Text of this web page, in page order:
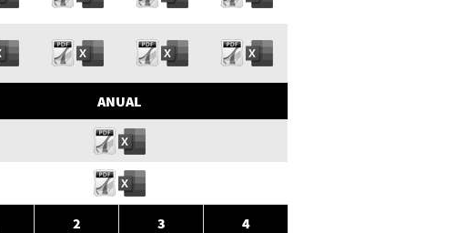
ANUAL
2 3 4